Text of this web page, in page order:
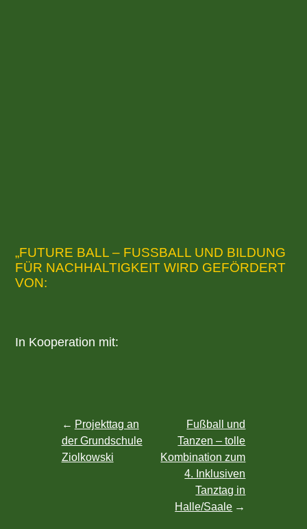
„FUTURE BALL – FUSSBALL UND BILDUNG F
ÜR NACHHALTIGKEIT WIRD GEFÖRDERT V
ON:
In Kooperation mit:
navigation
Projekttag an
der Grundschule
Ziolkowski
Fußball und
Tanzen – tolle
Kombination zum
4. Inklusiven
Tanztag in
Halle/Saale